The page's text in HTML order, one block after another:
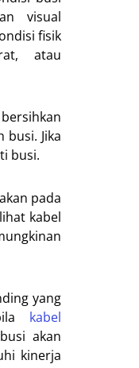
visual
fisik
atau
busi. Jika
busi.
pada
kabel
yang
kabel
akan
kinerja